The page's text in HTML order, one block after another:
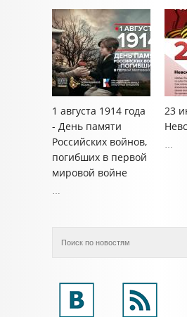
1 августа 1914 года
- День памяти
Российских войнов,
погибших в первой
мировой войне
…
23
…